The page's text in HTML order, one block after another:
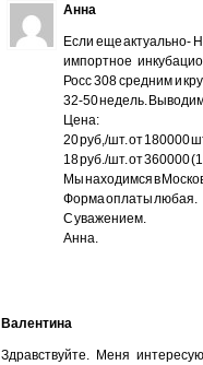
Анна
Если еще актуально-
импортное
Росс 308 средним и
32-50 недель.
Цена:
20 руб,/шт. от 180000
18 руб./шт. от 360000
Мы находимся в
Форма оплаты любая.
С уважением.
Анна.
Валентина
Здравствуйте. Меня